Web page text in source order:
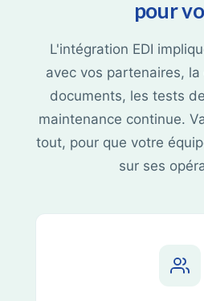
pour
L'intégration EDI
avec vos partenaires,
documents, les tests
maintenance continue.
tout, pour que votre
sur ses